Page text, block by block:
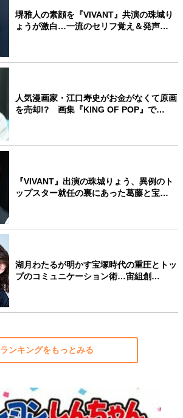
堺雅人の素顔を『VIVANT』共演の珠城り
ょうが激白…一流のセリフ覚え＆発声…
人気漫画家・江口寿史がお金がなくて原画
を売却!? 画集『KING OF POP』で…
『VIVANT』出演の珠城りょう、異例のト
ップスター就任の裏にあった葛藤と宝…
湖月わたるが明かす宝塚時代の重圧とトッ
プのコミュニケーション術…宙組創…
ランキングをもっとみる